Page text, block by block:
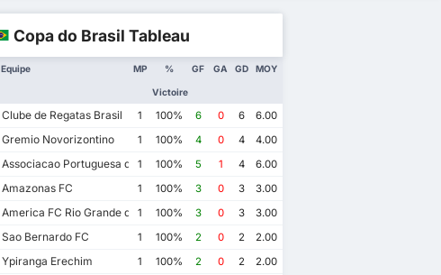
Copa do Brasil Tableau
Equipe MP %
Victoire
GF GA GD MOY
Clube de Regatas Brasil 1 100% 6 0 6
6.00
Gremio Novorizontino 1 100% 4 0 4
4.00
Associacao Portuguesa de Desportos
1 100% 5 1 4
6.00
Amazonas FC 1 100% 3 0 3
3.00
America FC Rio Grande do Norte
1 100% 3 0 3
3.00
Sao Bernardo FC 1 100% 2 0 2
2.00
Ypiranga Erechim 1 100% 2 0 2
2.00